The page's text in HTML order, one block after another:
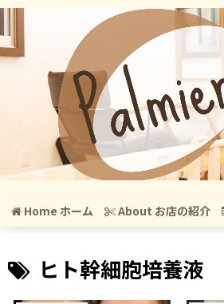
Home ホーム About お店の紹介
ヒト幹細胞培養液